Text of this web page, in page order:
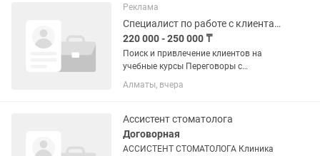
Реклама
Специалист по работе с клиентами
220 000 - 250 000 ₸
Поиск и привлечение клиентов на
учебные курсы Переговоры с
клиентами Работа с зарубежным
партнёром по обучению Подготовка
закупках
Алматы, вчера
Ассистент стоматолога
Договорная
АССИСТЕНТ СТОМАТОЛОГА Клиника